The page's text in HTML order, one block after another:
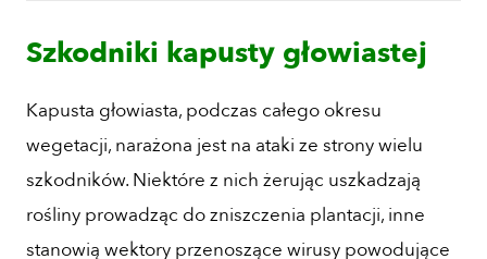
Szkodniki kapusty głowiastej
Kapusta głowiasta, podczas całego okresu
wegetacji, narażona jest na ataki ze strony wielu
szkodników. Niektóre z nich żerując uszkadzają
rośliny prowadząc do zniszczenia plantacji, inne
stanowią wektory przenoszące wirusy powodujące